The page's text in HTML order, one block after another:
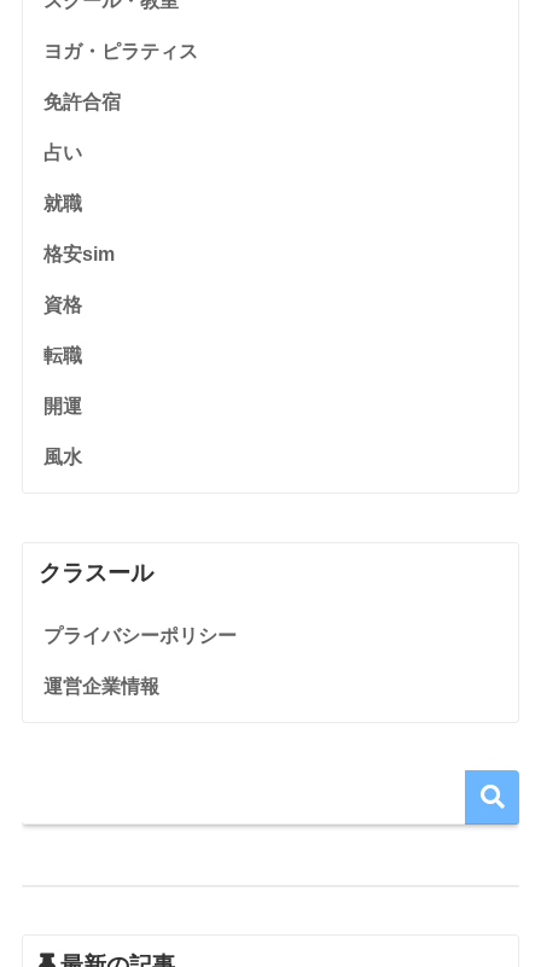
ヨガ・ピラティス
免許合宿
占い
就職
格安sim
資格
転職
開運
風水
クラスール
プライバシーポリシー
運営企業情報